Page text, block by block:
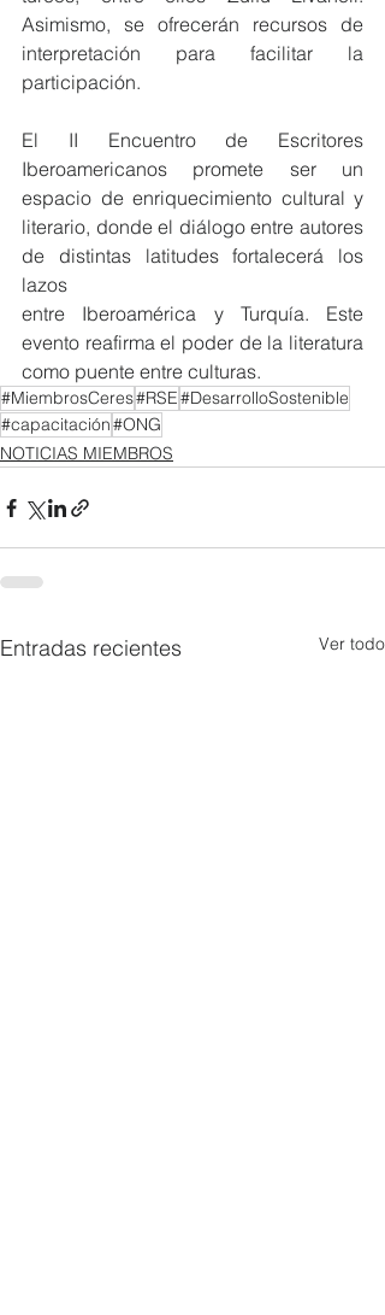
Asimismo, se ofrecerán recursos de
interpretación para facilitar la
participación.
El II Encuentro de Escritores
Iberoamericanos promete ser un
espacio de enriquecimiento cultural y
literario, donde el diálogo entre autores
de distintas latitudes fortalecerá los
lazos
entre Iberoamérica y Turquía. Este
evento reafirma el poder de la literatura
como puente entre culturas.
#MiembrosCeres#RSE#DesarrolloSostenible
#capacitación#ONG
NOTICIAS MIEMBROS
Entradas recientes Ver todo